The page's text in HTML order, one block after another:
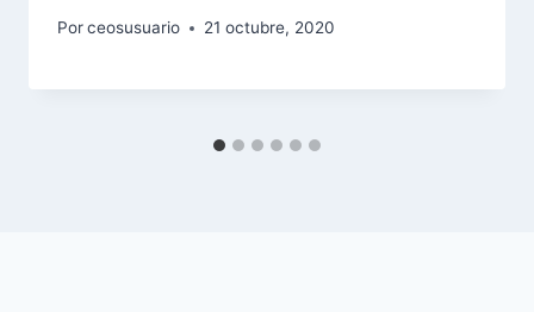
Porceosusuario 21 octubre, 2020